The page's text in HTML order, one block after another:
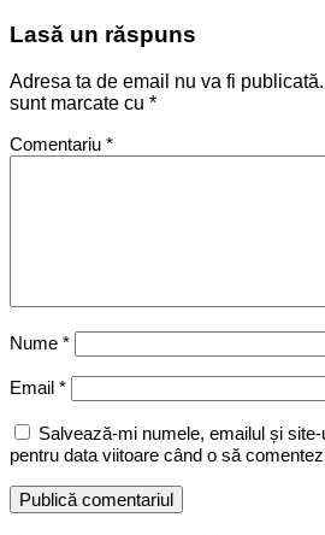
Lasă un răspuns
Adresa ta de email nu va fi publicată.
sunt marcate cu *
Comentariu *
Nume *
Email *
Salvează-mi numele, emailul și
pentru data viitoare când o să